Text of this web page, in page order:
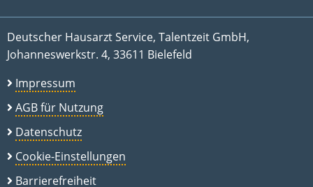
Deutscher Hausarzt Service, Talentzeit GmbH,
Johanneswerkstr. 4, 33611 Bielefeld
Impressum
AGB für Nutzung
Datenschutz
Cookie-Einstellungen
Barrierefreiheit